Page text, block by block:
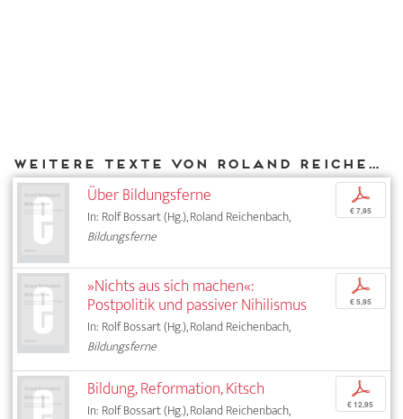
Weitere Texte von Roland Reichenbach bei DIAPHANES
Über Bildungsferne
In: Rolf Bossart (Hg.), Roland Reichenbach,
Bildungsferne
p
€ 7,95
»Nichts aus sich machen«:
Postpolitik und passiver Nihilismus
In: Rolf Bossart (Hg.), Roland Reichenbach,
Bildungsferne
p
€ 5,95
Bildung, Reformation, Kitsch
In: Rolf Bossart (Hg.), Roland Reichenbach,
p
€ 12,95